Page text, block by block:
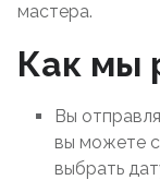
мастера.
Как мы
Вы
вы можете
выбрать